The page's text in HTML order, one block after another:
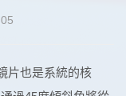
片也是系統的核